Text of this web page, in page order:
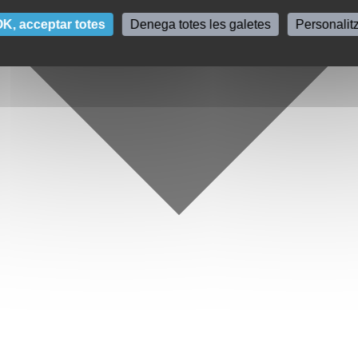
acceptar totes Denega totes les galetes